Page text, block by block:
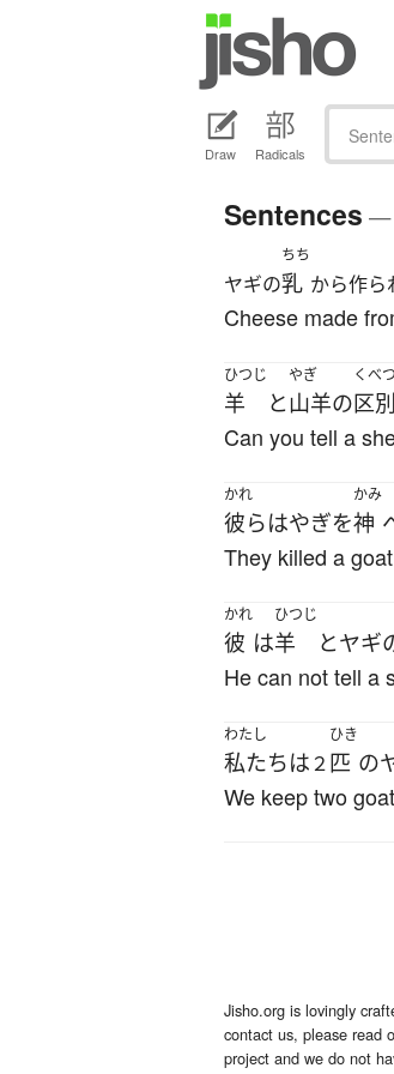
Draw Radicals
Sentences —
ヤギの
ちち
乳 から作ら
Cheese made
ひつじ
羊 と
やぎ
山羊の
くべつ
区別
Can you tell a
かれ
彼らはやぎを
かみ
神
They killed a
かれ
彼 は
ひつじ
羊 とヤギ
He can not tell a
わたし
私たちは２
ひき
匹 の
We keep two
Jisho.org is lovingly
contact us, please read
project and we do not